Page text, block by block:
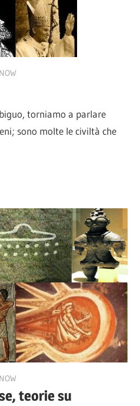
torniamo a parlare
sono molte le civiltà che
teorie su